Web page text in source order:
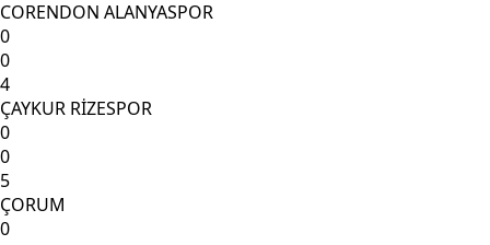
CORENDON ALANYASPOR
0
0
4
ÇAYKUR RİZESPOR
0
0
5
ÇORUM
0